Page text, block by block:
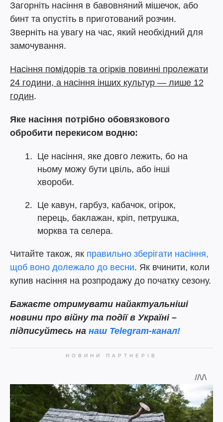
Загорніть насіння в бавовняний мішечок, або
бинт та опустіть в приготований розчин.
Зверніть на увагу на час, який необхідний для
замочування.
Насіння помідорів та огірків повинні пролежати
24 години, а насіння інших культур — лише 12
годин.
Яке насіння потрібно обовязкового
обробити перекисом водню:
Це насіння, яке довго лежить, бо на
ньому можу бути цвіль, або інші
хвороби.
Це кавун, гарбуз, кабачок, огірок,
перець, баклажан, кріп, петрушка,
морква та селера.
Читайте також, як правильно зберігати насіння,
щоб воно долежало до весни. Як вчинити, коли
купив насіння на розпродажу до початку сезону.
Бажаєте отримувати найактуальніші
новини про війну та події в Україні –
підписуйтесь на наш Telegram-канал!